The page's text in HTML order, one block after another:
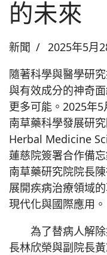
的未來
新聞 2025年5月
隨著科學與醫學研
與有效成分的神奇
更多可能。2025年
南草藥科學發展研
Herbal Medicine
蓮慈院簽署合作備
南草藥研究院院長
展開疾病治療領域
現代化與國際應用。
為了替病人解除
長林欣榮與副院長